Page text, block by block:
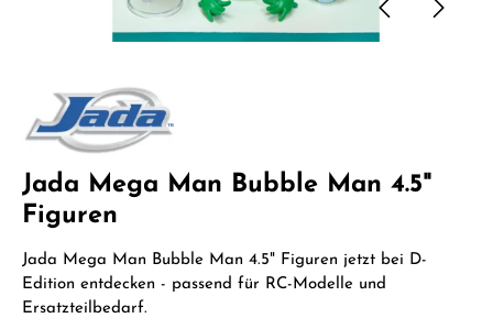
Jada Mega Man Bubble Man 4.5"
Figuren
Jada Mega Man Bubble Man 4.5" Figuren jetzt bei D-
Edition entdecken - passend für RC-Modelle und
Ersatzteilbedarf.